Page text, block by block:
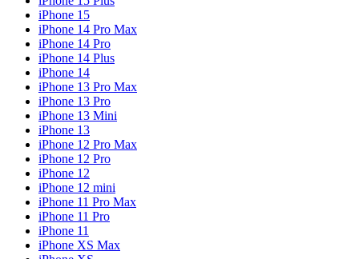
iPhone 15
iPhone 14 Pro Max
iPhone 14 Pro
iPhone 14 Plus
iPhone 14
iPhone 13 Pro Max
iPhone 13 Pro
iPhone 13 Mini
iPhone 13
iPhone 12 Pro Max
iPhone 12 Pro
iPhone 12
iPhone 12 mini
iPhone 11 Pro Max
iPhone 11 Pro
iPhone 11
iPhone XS Max